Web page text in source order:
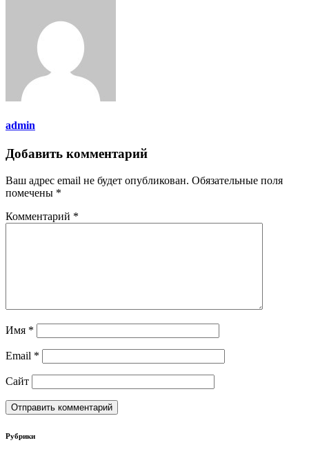
admin
Добавить комментарий
Ваш адрес email не будет опубликован. Обязательные поля
помечены *
Комментарий *
Имя *
Email *
Сайт
Рубрики